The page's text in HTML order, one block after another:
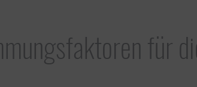
für